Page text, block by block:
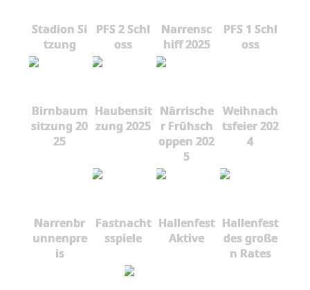
Stadion Si
tzung
PFS 2 Schl
oss
Narrensc
hiff 2025
PFS 1 Schl
oss
Birnbaum
sitzung 20
25
Haubensit
zung 2025
Närrische
r Frühsch
oppen 202
5
Weihnach
tsfeier 202
4
Narrenbr
unnenpre
is
Fastnacht
sspiele
Hallenfest
Aktive
Hallenfest
des große
n Rates